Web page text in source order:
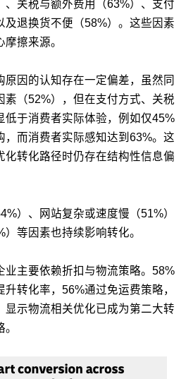
、关税与额外费用（63%）、支付
及退换货不便（58%）。这些因素
擦来源。
因的认知存在一定偏差，虽然同
素（52%），但在支付方式、关税
低于消费者实际体验，例如仅45%
，而消费者实际感知达到63%。这
化转化路径时仍存在结构性信息偏
）、网站复杂或速度慢（51%）
等因素也持续影响转化。
业主要依赖折扣与物流策略。58%
转化率，56%通过免运费策略，
显示物流相关优化已成为第二大转